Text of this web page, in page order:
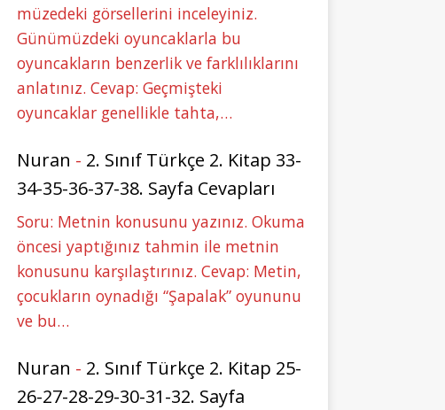
müzedeki görsellerini inceleyiniz.
Günümüzdeki oyuncaklarla bu
oyuncakların benzerlik ve farklılıklarını
anlatınız. Cevap: Geçmişteki
oyuncaklar genellikle tahta,…
Nuran - 2. Sınıf Türkçe 2. Kitap 33-
34-35-36-37-38. Sayfa Cevapları
Soru: Metnin konusunu yazınız. Okuma
öncesi yaptığınız tahmin ile metnin
konusunu karşılaştırınız. Cevap: Metin,
çocukların oynadığı “Şapalak” oyununu
ve bu…
Nuran - 2. Sınıf Türkçe 2. Kitap 25-
26-27-28-29-30-31-32. Sayfa